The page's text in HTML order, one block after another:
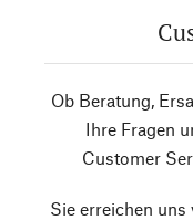
Ob Beratung,
Ihre Fragen
Customer
Sie erreichen